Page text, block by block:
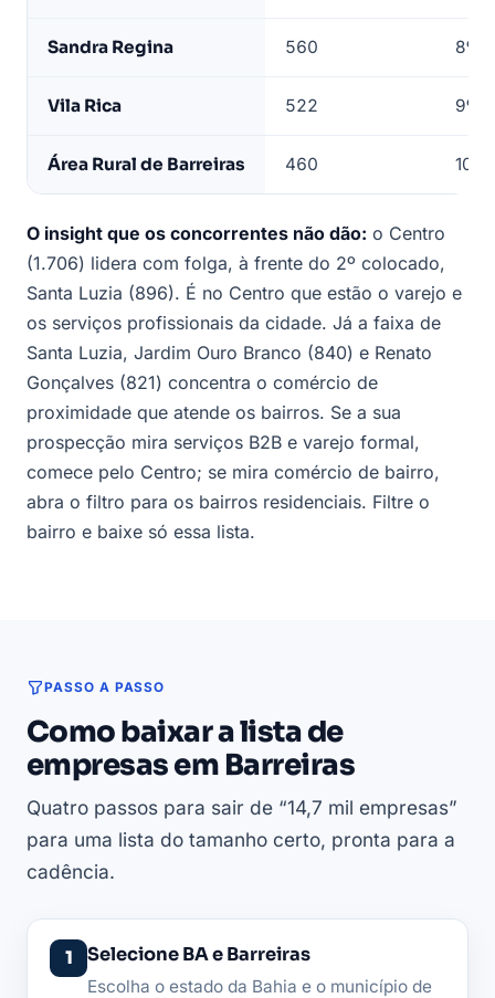
Sandra Regina 560 8º
Vila Rica 522 9º
Área Rural de Barreiras 460 10º
O insight que os concorrentes não dão: o Centro
(1.706) lidera com folga, à frente do 2º colocado,
Santa Luzia (896). É no Centro que estão o varejo e
os serviços profissionais da cidade. Já a faixa de
Santa Luzia, Jardim Ouro Branco (840) e Renato
Gonçalves (821) concentra o comércio de
proximidade que atende os bairros. Se a sua
prospecção mira serviços B2B e varejo formal,
comece pelo Centro; se mira comércio de bairro,
abra o filtro para os bairros residenciais. Filtre o
bairro e baixe só essa lista.
PASSO A PASSO
Como baixar a lista de
empresas em Barreiras
Quatro passos para sair de “14,7 mil empresas”
para uma lista do tamanho certo, pronta para a
cadência.
Selecione BA e Barreiras
Escolha o estado da Bahia e o município de